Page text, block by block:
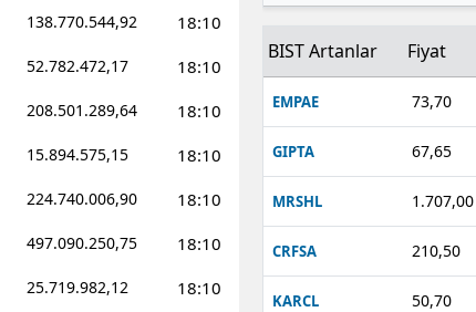
138.770.544,92 18:10
52.782.472,17 18:10
208.501.289,64 18:10
15.894.575,15 18:10
224.740.006,90 18:10
497.090.250,75 18:10
25.719.982,12 18:10
BIST Artanlar Fiyat
EMPAE 73,70
GIPTA 67,65
MRSHL 1.707,00
CRFSA 210,50
KARCL 50,70